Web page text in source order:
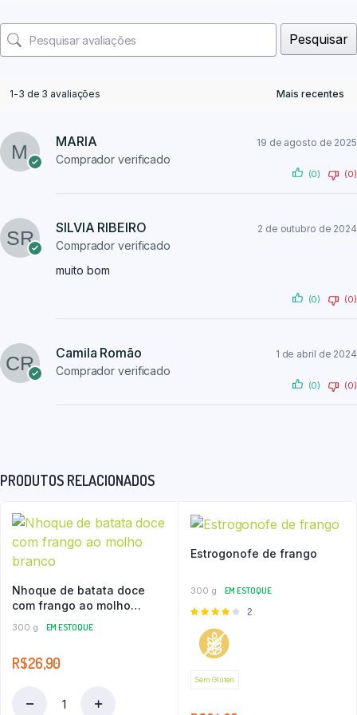
Pesquisar
1-3 de 3 avaliações
MARIA
Comprador verificado
19 de agosto de 2025
(0) (0)
SILVIA RIBEIRO
Comprador verificado
2 de outubro de 2024
muito bom
(0) (0)
Camila Romão
Comprador verificado
1 de abril de 2024
(0) (0)
PRODUTOS RELACIONADOS
Nhoque de batata doce
com frango ao molho
branco
300 g EM ESTOQUE
R$26,90
Estrogonofe de frango
300 g
EM ESTOQUE
Avaliação
2
Sem Glúten